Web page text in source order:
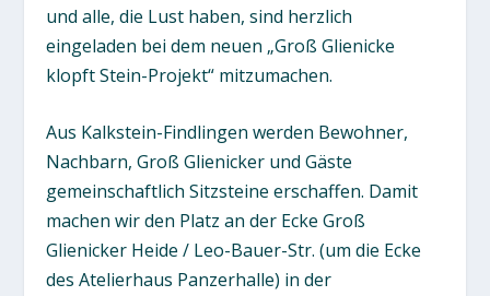
und alle, die Lust haben, sind herzlich
eingeladen bei dem neuen „Groß Glienicke
klopft Stein-Projekt“ mitzumachen.
Aus Kalkstein-Findlingen werden Bewohner,
Nachbarn, Groß Glienicker und Gäste
gemeinschaftlich Sitzsteine erschaffen. Damit
machen wir den Platz an der Ecke Groß
Glienicker Heide / Leo-Bauer-Str. (um die Ecke
des Atelierhaus Panzerhalle) in der